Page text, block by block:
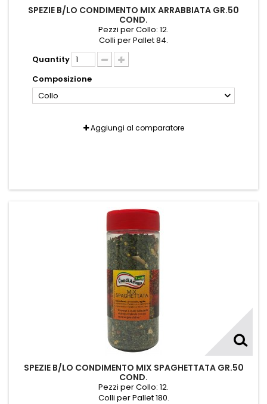
SPEZIE B/LO CONDIMENTO MIX ARRABBIATA GR.50
COND.
Pezzi per Collo: 12.
Colli per Pallet 84.
Quantity
Composizione
Collo
Aggiungi al comparatore
SPEZIE B/LO CONDIMENTO MIX SPAGHETTATA GR.50
COND.
Pezzi per Collo: 12.
Colli per Pallet 180.